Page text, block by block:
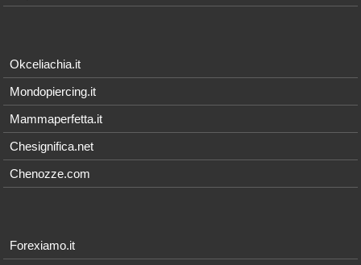
Okceliachia.it
Mondopiercing.it
Mammaperfetta.it
Chesignifica.net
Chenozze.com
Forexiamo.it